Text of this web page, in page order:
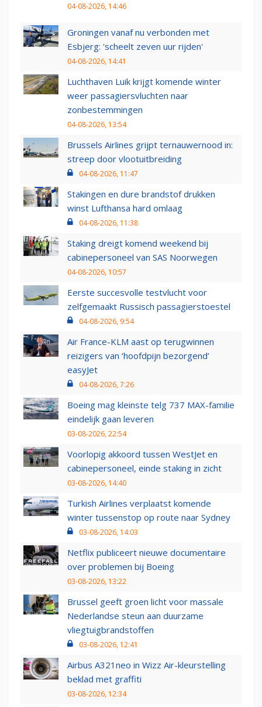
04-08-2026, 14:46
Groningen vanaf nu verbonden met
Esbjerg: 'scheelt zeven uur rijden'
04-08-2026, 14:41
Luchthaven Luik krijgt komende winter
weer passagiersvluchten naar
zonbestemmingen
04-08-2026, 13:54
Brussels Airlines grijpt ternauwernood in:
streep door vlootuitbreiding
04-08-2026, 11:47
Stakingen en dure brandstof drukken
winst Lufthansa hard omlaag
04-08-2026, 11:38
Staking dreigt komend weekend bij
cabinepersoneel van SAS Noorwegen
04-08-2026, 10:57
Eerste succesvolle testvlucht voor
zelfgemaakt Russisch passagierstoestel
04-08-2026, 9:54
Air France-KLM aast op terugwinnen
reizigers van ‘hoofdpijn bezorgend’
easyJet
04-08-2026, 7:26
Boeing mag kleinste telg 737 MAX-familie
eindelijk gaan leveren
03-08-2026, 22:54
Voorlopig akkoord tussen WestJet en
cabinepersoneel, einde staking in zicht
03-08-2026, 14:40
Turkish Airlines verplaatst komende
winter tussenstop op route naar Sydney
03-08-2026, 14:03
Netflix publiceert nieuwe documentaire
over problemen bij Boeing
03-08-2026, 13:22
Brussel geeft groen licht voor massale
Nederlandse steun aan duurzame
vliegtuigbrandstoffen
03-08-2026, 12:41
Airbus A321neo in Wizz Air-kleurstelling
beklad met graffiti
03-08-2026, 12:34